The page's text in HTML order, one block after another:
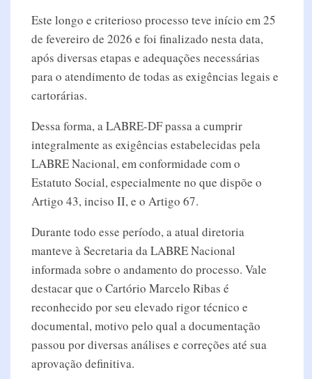
Este longo e criterioso processo teve início em 25
de fevereiro de 2026 e foi finalizado nesta data,
após diversas etapas e adequações necessárias
para o atendimento de todas as exigências legais e
cartorárias.
Dessa forma, a LABRE-DF passa a cumprir
integralmente as exigências estabelecidas pela
LABRE Nacional, em conformidade com o
Estatuto Social, especialmente no que dispõe o
Artigo 43, inciso II, e o Artigo 67.
Durante todo esse período, a atual diretoria
manteve à Secretaria da LABRE Nacional
informada sobre o andamento do processo. Vale
destacar que o Cartório Marcelo Ribas é
reconhecido por seu elevado rigor técnico e
documental, motivo pelo qual a documentação
passou por diversas análises e correções até sua
aprovação definitiva.